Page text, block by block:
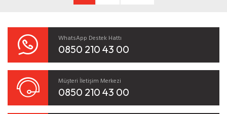
WhatsApp Destek Hattı
0850 210 43 00
Müşteri İletişim Merkezi
0850 210 43 00